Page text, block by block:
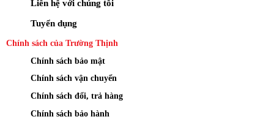
Liên hệ với chúng tôi
Tuyển dụng
Chính sách của Trường Thịnh
Chính sách bảo mật
Chính sách vận chuyển
Chính sách đổi, trả hàng
Chính sách bảo hành